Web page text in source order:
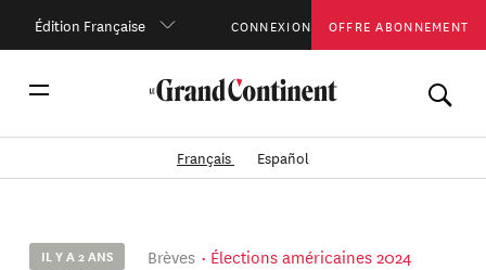
Édition Française CONNEXION OFFRE ABONNEMENT
Français Español
IL Y A 2 ANS Brèves Élections américaines 2024